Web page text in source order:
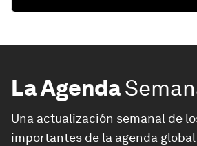
La Agenda
Una actualización semanal de
importantes de la agenda global